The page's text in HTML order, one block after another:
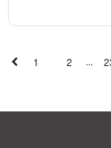
1 2 ...